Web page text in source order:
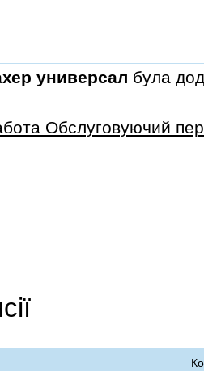
универсал була
Обслуговуючий